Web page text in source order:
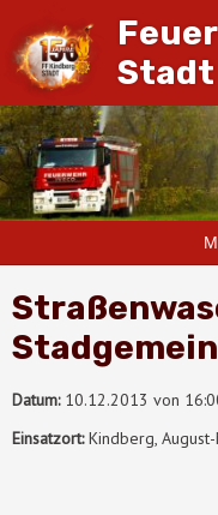
Stadt
Datum: 10.12.2013 von
Einsatzort:Kindberg, August-